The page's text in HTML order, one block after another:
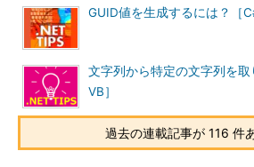
GUID値を生成するには？［
文字列から特定の文字列を
VB］
過去の連載記事が 116 件